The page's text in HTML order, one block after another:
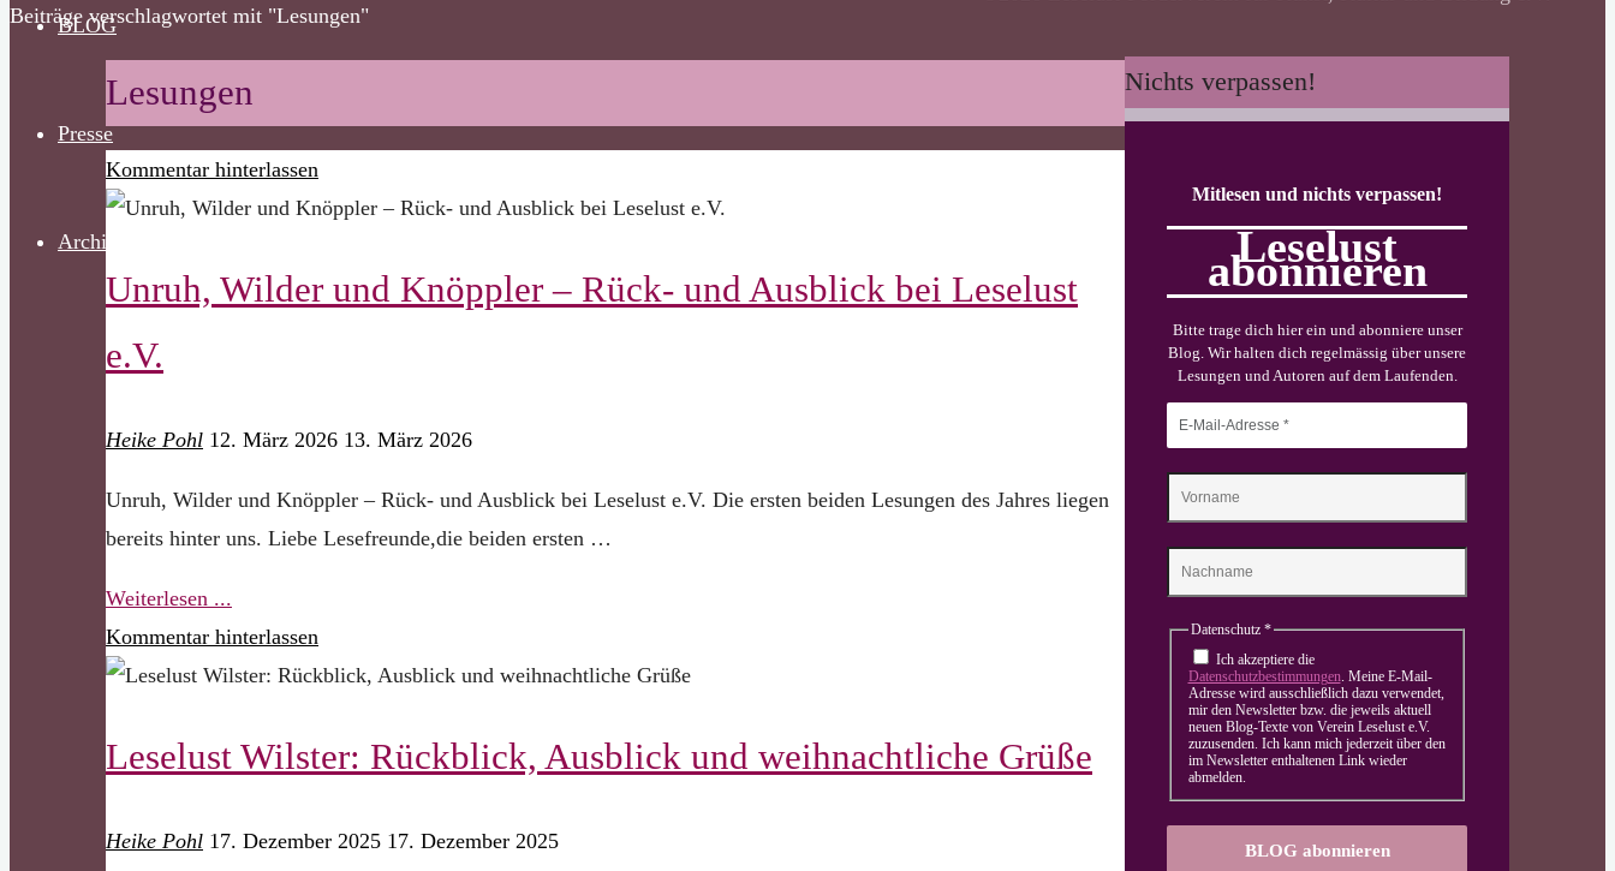
BLOG
Presse
Archiv
Start
Beiträge verschlagwortet mit "Lesungen"
Lesungen
Kommentar hinterlassen
Unruh, Wilder und Knöppler – Rück- und Ausblick bei Leselust
e.V.
Heike Pohl 12. März 2026 13. März 2026
Unruh, Wilder und Knöppler – Rück- und Ausblick bei Leselust e.V. Die ersten beiden Lesungen des Jahres liegen
bereits hinter uns. Liebe Lesefreunde,die beiden ersten …
Weiterlesen ...
Wilder
und
–
Kommentar hinterlassen
Leselust Wilster: Rückblick, Ausblick und weihnachtliche Grüße
Heike Pohl 17. Dezember 2025 17. Dezember 2025
Nichts verpassen!
Mitlesen und nichts verpassen!
Leselust
abonnieren
Bitte trage dich hier ein und abonniere unser
Blog. Wir halten dich regelmässig über unsere
Lesungen und Autoren auf dem Laufenden.
Datenschutz *
Ich akzeptiere die
Datenschutzbestimmungen. Meine E-Mail-
Adresse wird ausschließlich dazu verwendet,
mir den Newsletter bzw. die jeweils aktuell
neuen Blog-Texte von Verein Leselust e.V.
zuzusenden. Ich kann mich jederzeit über den
im Newsletter enthaltenen Link wieder
abmelden.
nach